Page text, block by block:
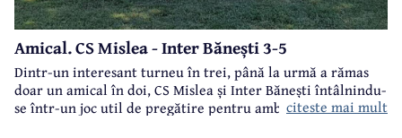
Amical. CS Mislea - Inter Bănești 3-5
Dintr-un interesant turneu în trei, până la urmă a rămas
doar un amical în doi, CS Mislea și Inter Bănești întâlnindu-
se într-un joc util de pregătire pentru ambele formații.
citeste mai mult